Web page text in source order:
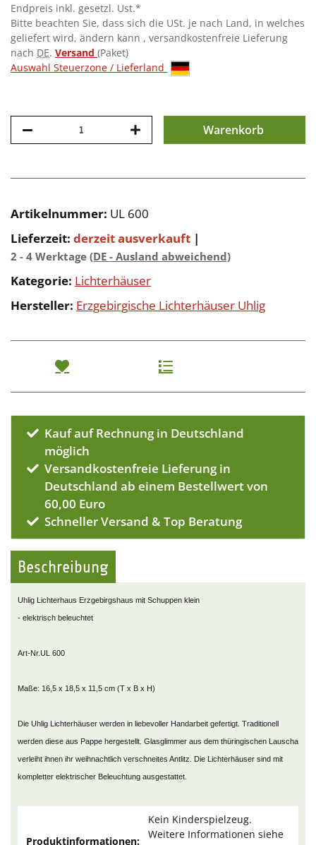
Endpreis inkl. gesetzl. Ust.*
Bitte beachten Sie, dass sich die USt. je nach Land, in welches
geliefert wird, ändern kann , versandkostenfreie Lieferung
nach DE. Versand (Paket)
Auswahl Steuerzone / Lieferland
Warenkorb
Artikelnummer: UL 600
Lieferzeit: derzeit ausverkauft |
2 - 4 Werktage (DE - Ausland abweichend)
Kategorie: Lichterhäuser
Hersteller: Erzgebirgische Lichterhäuser Uhlig
Kauf auf Rechnung in Deutschland
möglich
Versandkostenfreie Lieferung in
Deutschland ab einem Bestellwert von
60,00 Euro
Schneller Versand & Top Beratung
Beschreibung
Uhlig Lichterhaus Erzgebirgshaus mit Schuppen klein
- elektrisch beleuchtet
Art-Nr.UL 600
Maße: 16,5 x 18,5 x 11,5 cm (T x B x H)
Die Uhlig Lichterhäuser werden in liebevoller Handarbeit gefertigt. Traditionell
werden diese aus Pappe hergestellt. Glasglimmer aus dem thüringischen Lauscha
verleiht ihnen ihr weihnachtlich verschneites Antlitz. Die Lichterhäuser sind mit
kompletter elektrischer Beleuchtung ausgestattet.
Produktinformationen:
Kein Kinderspielzeug.
Weitere Informationen siehe